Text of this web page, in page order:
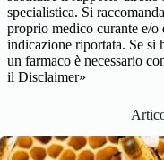
specialistica. Si
proprio medico curante e/
indicazione riportata. Se si
un farmaco è necessario
il Disclaimer»